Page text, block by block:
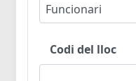
Funcionari
Codi del lloc